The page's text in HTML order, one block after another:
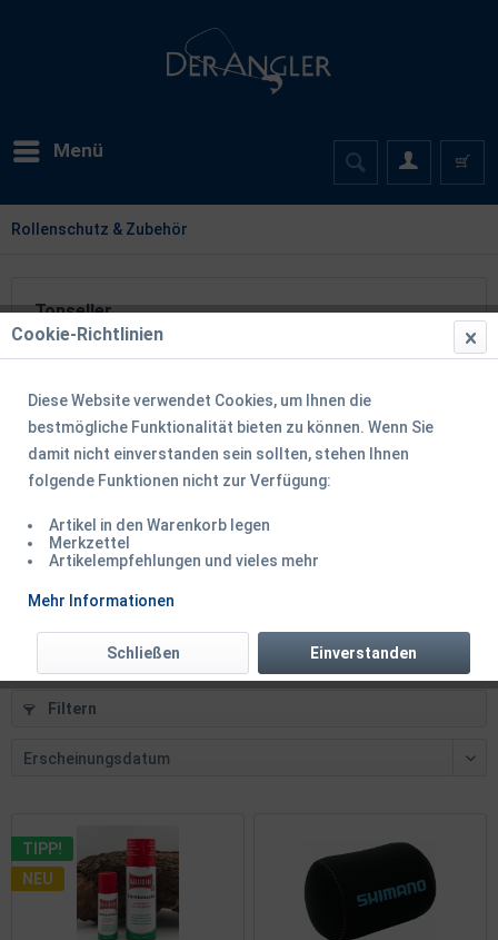
Menü
Rollenschutz & Zubehör
Topseller
PENN Reel Oil and Lube Angler Pack Pflegemittel...
Filtern
TIPP!
NEU
Cookie-Richtlinien
Diese Website verwendet Cookies, um Ihnen die
bestmögliche Funktionalität bieten zu können. Wenn Sie
damit nicht einverstanden sein sollten, stehen Ihnen
folgende Funktionen nicht zur Verfügung:
Artikel in den Warenkorb legen
Merkzettel
Artikelempfehlungen und vieles mehr
Mehr Informationen
Einverstanden
Schließen